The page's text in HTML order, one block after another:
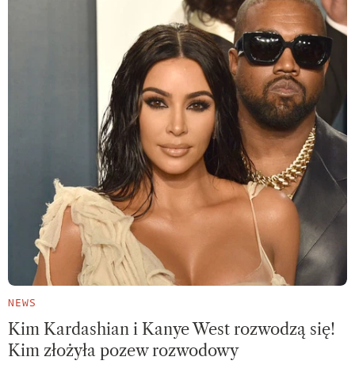
NEWS
Kim Kardashian i Kanye West rozwodzą się!
Kim złożyła pozew rozwodowy